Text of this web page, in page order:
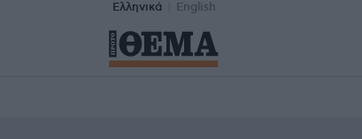
Ελληνικά English